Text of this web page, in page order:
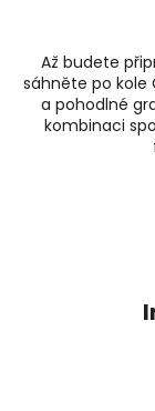
Až budete
sáhněte po kole
a pohodlné
kombinaci